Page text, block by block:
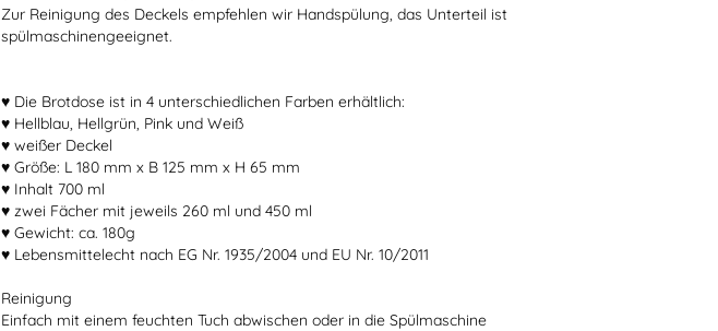
Zur Reinigung des Deckels empfehlen wir Handspülung, das Unterteil ist
spülmaschinengeeignet.
♥ Die Brotdose ist in 4 unterschiedlichen Farben erhältlich:
♥ Hellblau, Hellgrün, Pink und Weiß
♥ weißer Deckel
♥ Größe: L 180 mm x B 125 mm x H 65 mm
♥ Inhalt 700 ml
♥ zwei Fächer mit jeweils 260 ml und 450 ml
♥ Gewicht: ca. 180g
♥ Lebensmittelecht nach EG Nr. 1935/2004 und EU Nr. 10/2011
Reinigung
Einfach mit einem feuchten Tuch abwischen oder in die Spülmaschine